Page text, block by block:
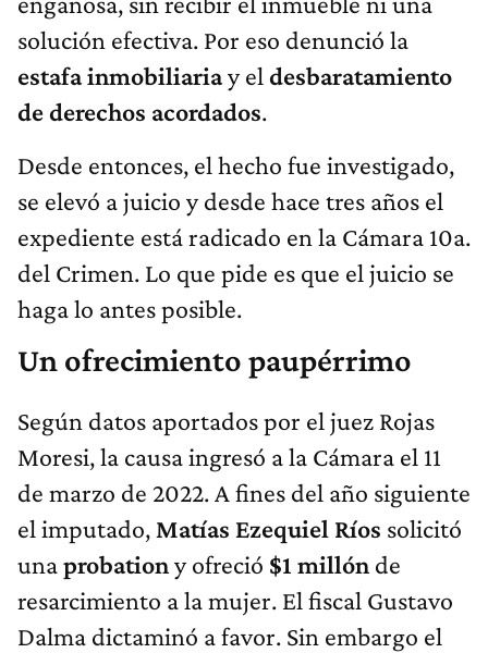
solución efectiva. Por eso denunció la
estafa inmobiliariay el desbaratamiento
de derechos acordados.
Desde entonces, el hecho fue investigado,
se elevó a juicio y desde hace tres años el
expediente está radicado en la Cámara 10a.
del Crimen. Lo que pide es que el juicio se
haga lo antes posible.
Un ofrecimiento paupérrimo
Según datos aportados por el juez Rojas
Moresi, la causa ingresó a la Cámara el 11
de marzo de 2022. A fines del año siguiente
el imputado, Matías Ezequiel Ríos solicitó
unaprobationy ofreció $1 millón de
resarcimiento a la mujer. El fiscal Gustavo
Dalma dictaminó a favor. Sin embargo el